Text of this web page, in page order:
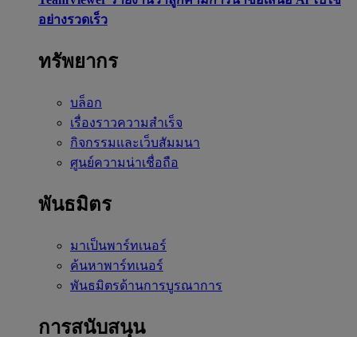
อย่างรวดเร็ว
ทรัพยากร
บล็อก
เรื่องราวความสำเร็จ
กิจกรรมและเว็บสัมมนา
ศูนย์ความน่าเชื่อถือ
พันธมิตร
มาเป็นพาร์ทเนอร์
ค้นหาพาร์ทเนอร์
พันธมิตรด้านการบูรณาการ
การสนับสนุน